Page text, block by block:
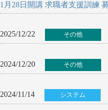
1月28日開講 求職者支援訓練
2025/12/22 その他
2024/12/20 その他
2024/11/14 システム